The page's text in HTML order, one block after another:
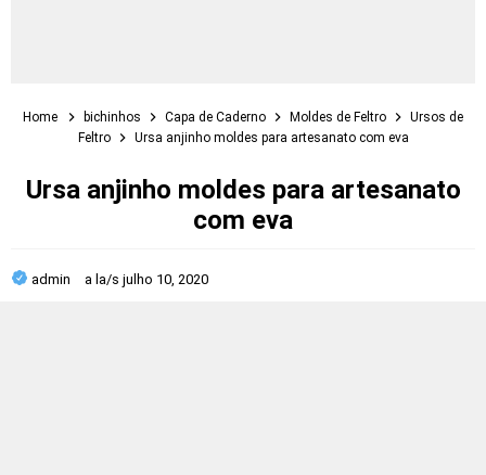
Home bichinhos Capa de Caderno Moldes de Feltro
Ursos de
Feltro
Ursa anjinho moldes para artesanato com eva
Ursa anjinho moldes para artesanato
com eva
admin a la/s julho 10, 2020